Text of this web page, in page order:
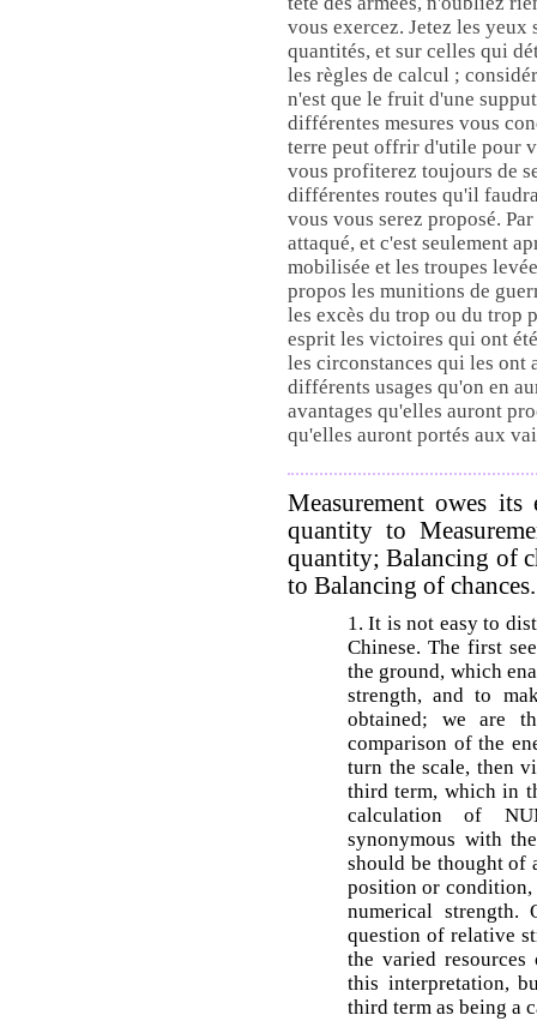
vous exercez. Jetez les
quantités, et sur celles qui
les règles de calcul ;
n'est que le fruit d'une
différentes mesures vous
terre peut offrir d'utile pour
vous profiterez toujours de
différentes routes qu'il
vous vous serez proposé.
attaqué, et c'est seulement
mobilisée et les troupes
propos les munitions de
les excès du trop ou du trop
esprit les victoires qui ont
les circonstances qui les ont
différents usages qu'on en
avantages qu'elles auront
qu'elles auront portés aux
Measurement owes
quantity to
quantity; Balancing of
to Balancing of chances.
1. It is not easy to
Chinese. The first
the ground, which
strength, and to
obtained; we are
comparison of the
turn the scale, then
third term, which in
calculation of
synonymous with
should be thought of
position or condition,
numerical
question of relative
the varied
this interpretation,
third term as being a